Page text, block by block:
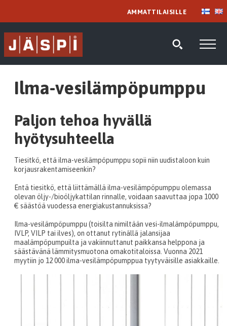
AMMATTILAISILLE
Ilma-vesilämpöpumppu
Paljon tehoa hyvällä
hyötysuhteella
Tiesitkö, että ilma-vesilämpöpumppu sopii niin uudistaloon kuin
korjausrakentamiseenkin?
Entä tiesitkö, että liittämällä ilma-vesilämpöpumppu olemassa
olevan öljy-/bioöljykattilan rinnalle, voidaan saavuttaa jopa 1000
€ säästöä vuodessa energiakustannuksissa?
Ilma-vesilämpöpumppu (toisilta nimiltään vesi-ilmalämpöpumppu,
IVLP, VILP tai ilves), on ottanut rytinällä jalansijaa
maalämpöpumpuilta ja vakiinnuttanut paikkansa helppona ja
säästävänä lämmitysmuotona omakotitaloissa. Vuonna 2021
myytiin jo 12 000 ilma-vesilämpöpumppua tyytyväisille asiakkaille.